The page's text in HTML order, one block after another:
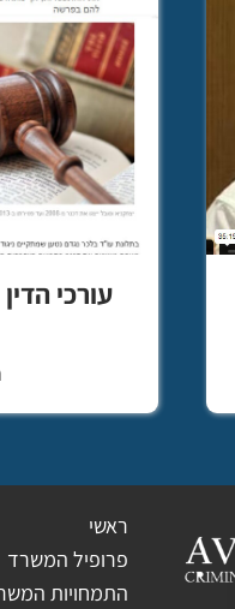
עורכי
ראשי
פרופיל המשרד
התמחויות